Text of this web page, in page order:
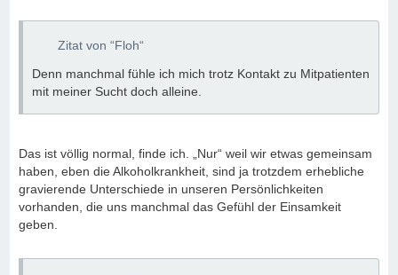
Zitat von “Floh“
Denn manchmal fühle ich mich trotz Kontakt zu Mitpatienten
mit meiner Sucht doch alleine.
Das ist völlig normal, finde ich. „Nur“ weil wir etwas gemeinsam
haben, eben die Alkoholkrankheit, sind ja trotzdem erhebliche
gravierende Unterschiede in unseren Persönlichkeiten
vorhanden, die uns manchmal das Gefühl der Einsamkeit
geben.